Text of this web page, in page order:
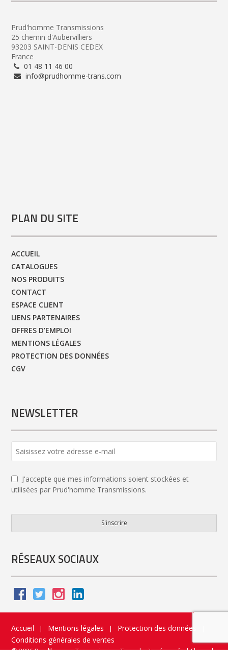
Prud'homme Transmissions
25 chemin d'Aubervilliers
93203 SAINT-DENIS CEDEX
France
01 48 11 46 00
info@prudhomme-trans.com
PLAN DU SITE
ACCUEIL
CATALOGUES
NOS PRODUITS
CONTACT
ESPACE CLIENT
LIENS PARTENAIRES
OFFRES D’EMPLOI
MENTIONS LÉGALES
PROTECTION DES DONNÉES
CGV
NEWSLETTER
J'accepte que mes informations soient stockées et
utilisées par Prud'homme Transmissions.
S'inscrire
Address *
RÉSEAUX SOCIAUX
Accueil | Mentions légales | Protection des données
Conditions générales de ventes
© 2026 Prud’homme Transmission. Tous droits réservés|Flippad